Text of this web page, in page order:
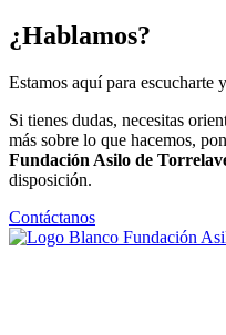
¿Hablamos?
Estamos aquí para escucharte
Si tienes dudas, necesitas
más sobre lo que hacemos,
Fundación Asilo de
disposición.
Contáctanos